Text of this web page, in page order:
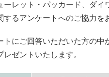
レット・パッカード、ダイ
するアンケートへのご協力を
にご回答いただいた方の中
レゼントいたします。